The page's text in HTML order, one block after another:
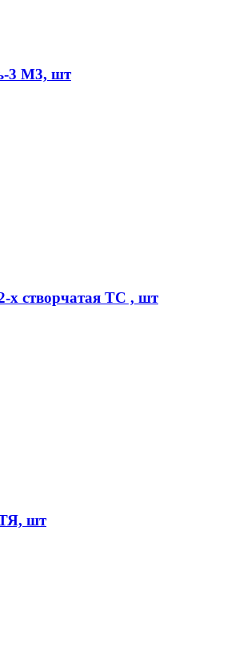
3 М3, шт
х створчатая ТС , шт
шт